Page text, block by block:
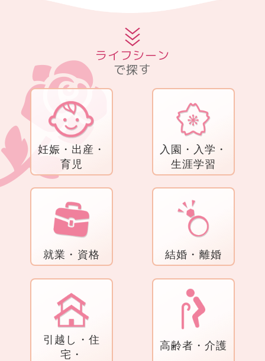
ライフシーン
で探す
妊娠・出産・
育児
入園・入学・
生涯学習
就業・資格 結婚・離婚
引越し・住
宅・
高齢者・介護